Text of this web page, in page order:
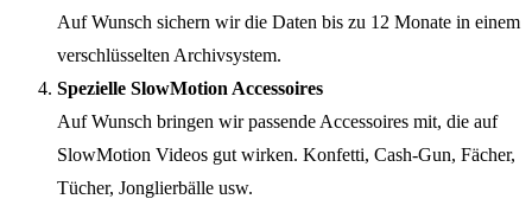
Auf Wunsch sichern wir die Daten bis zu 12 Monate in einem
verschlüsselten Archivsystem.
Spezielle SlowMotion Accessoires
Auf Wunsch bringen wir passende Accessoires mit, die auf
SlowMotion Videos gut wirken. Konfetti, Cash-Gun, Fächer,
Tücher, Jonglierbälle usw.